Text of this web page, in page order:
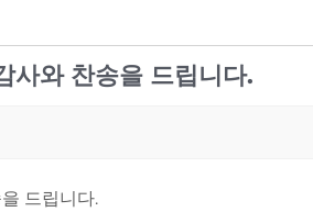
사와 찬송을 드립니다.
드립니다.